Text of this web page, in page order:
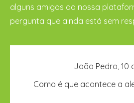
alguns amigos da nossa
pergunta que ainda está sem
João Pedro, 10
Como é que acontece a
A alergia alimentar resulta
das doenças. No caso da